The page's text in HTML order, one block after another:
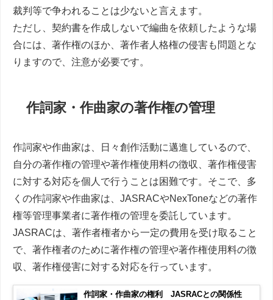
裁判等で争われることは少ないと言えます。
ただし、契約書を作成しないで編曲を依頼したような場
合には、著作権のほか、著作者人格権の侵害も問題とな
りますので、注意が必要です。
作詞家・作曲家の著作権の管理
作詞家や作曲家は、日々創作活動に邁進しているので、
自分の著作権の管理や著作権使用料の徴収、著作権侵害
に対する対応を個人で行うことは困難です。そこで、多
くの作詞家や作曲家は、JASRACやNexToneなどの著作
権等管理事業者に著作権の管理を委託しています。
JASRACは、著作者権者から一定の費用を受け取ること
で、著作権者のために著作権の管理や著作権使用料の徴
収、著作権侵害に対する対応を行っています。
作詞家・作曲家の権利 JASRACとの関係性